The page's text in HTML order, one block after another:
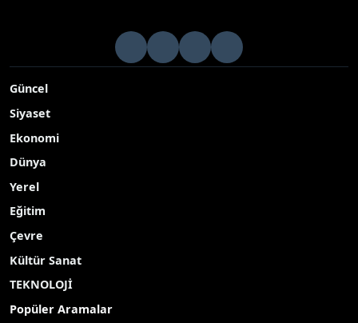
Güncel
Siyaset
Ekonomi
Dünya
Yerel
Eğitim
Çevre
Kültür Sanat
TEKNOLOJİ
Popüler Aramalar